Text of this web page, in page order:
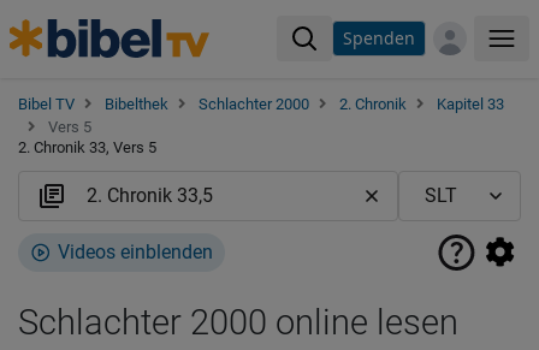
Spenden
Bibel TV Bibelthek Schlachter 2000 2. Chronik
Kapitel 33
Vers 5
2. Chronik 33, Vers 5
Videos einblenden
Schlachter 2000 online lesen